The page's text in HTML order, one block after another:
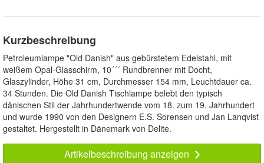
Kurzbeschreibung
Petroleumlampe "Old Danish" aus gebürstetem Edelstahl, mit
weißem Opal-Glasschirm, 10´´´ Rundbrenner mit Docht,
Glaszylinder, Höhe 31 cm, Durchmesser 154 mm, Leuchtdauer ca.
34 Stunden. Die Old Danish Tischlampe belebt den typisch
dänischen Stil der Jahrhundertwende vom 18. zum 19. Jahrhundert
und wurde 1990 von den Designern E.S. Sorensen und Jan Lanqvist
gestaltet. Hergestellt in Dänemark von Delite.
Artikelbeschreibung anzeigen